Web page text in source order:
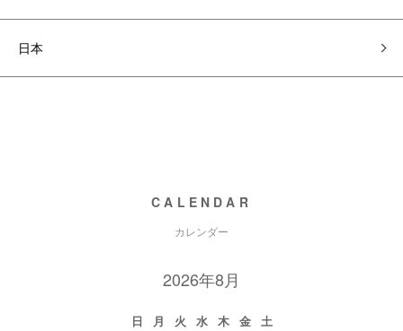
日本
CALENDAR
カレンダー
2026年8月
日 月 火 水 木 金
土